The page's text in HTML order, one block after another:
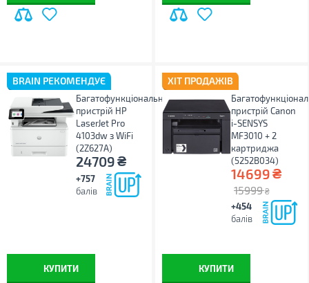
BRAIN РЕКОМЕНДУЄ
Багатофункціональний
пристрій HP
LaserJet Pro
4103dw з WiFi
(2Z627A)
24709₴
+757
балів
КУПИТИ
ХІТ ПРОДАЖІВ
пристрій Canon
i-SENSYS
MF3010 + 2
картриджа
(5252B034)
14699₴
15999 ₴
+454
балів
КУПИТИ